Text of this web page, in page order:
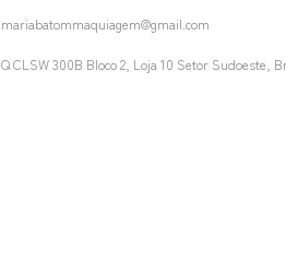
mariabatommaquiagem@gmail.com
Q CLSW 300B Bloco 2, Loja 10 Setor Sudoeste,